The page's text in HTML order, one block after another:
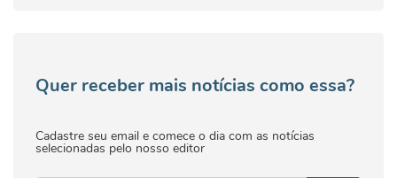
Quer receber mais notícias como essa?
Cadastre seu email e comece o dia com as notícias
selecionadas pelo nosso editor